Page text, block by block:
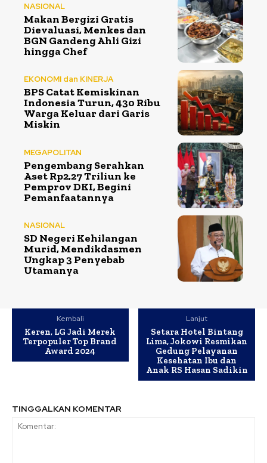
NASIONAL
Makan Bergizi Gratis
Dievaluasi, Menkes dan
BGN Gandeng Ahli Gizi
hingga Chef
EKONOMI dan KINERJA
BPS Catat Kemiskinan
Indonesia Turun, 430 Ribu
Warga Keluar dari Garis
Miskin
MEGAPOLITAN
Pengembang Serahkan
Aset Rp2,27 Triliun ke
Pemprov DKI, Begini
Pemanfaatannya
NASIONAL
SD Negeri Kehilangan
Murid, Mendikdasmen
Ungkap 3 Penyebab
Utamanya
Kembali
Keren, LG Jadi Merek
Terpopuler Top Brand
Award 2024
Lanjut
Setara Hotel Bintang
Lima, Jokowi Resmikan
Gedung Pelayanan
Kesehatan Ibu dan
Anak RS Hasan Sadikin
TINGGALKAN KOMENTAR